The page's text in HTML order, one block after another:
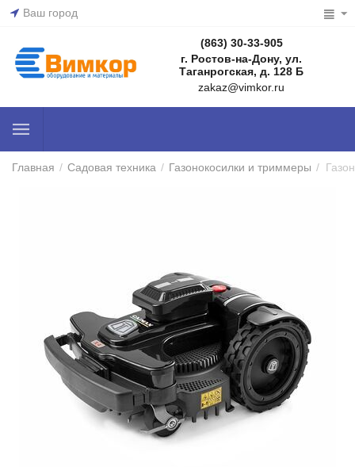
Ваш город
(863) 30-33-905
г. Ростов-на-Дону, ул.
Таганрогская, д. 128 Б
zakaz@vimkor.ru
Главная / Садовая техника / Газонокосилки и триммеры /